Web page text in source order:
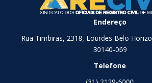
Endereço
Rua Timbiras, 2318, Lourdes Belo
30140-069
Telefone